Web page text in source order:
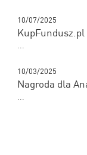
10/07/2025
...
10/03/2025
Nagroda dla
...